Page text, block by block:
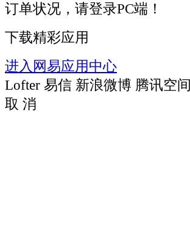
订单状况，请登录PC端！
下载精彩应用
进入网易应用中心
Lofter 易信 新浪微博 腾讯空间
取 消